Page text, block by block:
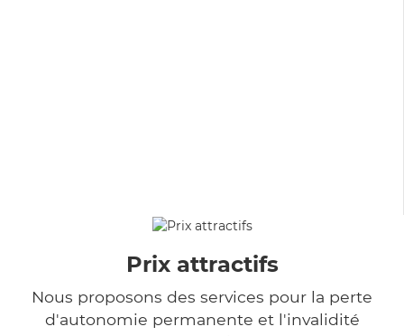
Prix attractifs
Nous proposons des services pour la perte
d'autonomie permanente et l'invalidité